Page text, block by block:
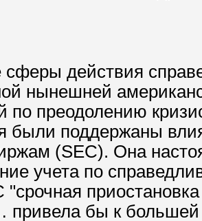
действия
нынешней
по преодолению
были поддержаны
(SEC). Она
учета по
"срочная
привела бы к